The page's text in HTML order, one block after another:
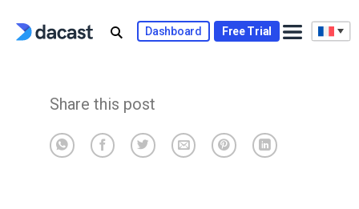
Dashboard Free Trial
Share this post